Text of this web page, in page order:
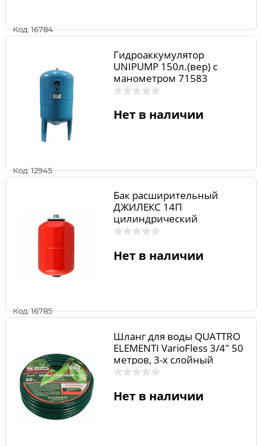
Код: 16784
Код: 12945
Гидроаккумулятор
UNIPUMP 150л.(вер) с
манометром 71583
Нет в наличии
Код: 16785
Бак расширительный
ДЖИЛЕКС 14П
цилиндрический
(пластиковый фланец)
Нет в наличии
Шланг для воды QUATTRO
ELEMENTI VarioFless 3/4" 50
метров, 3-х слойный
Нет в наличии